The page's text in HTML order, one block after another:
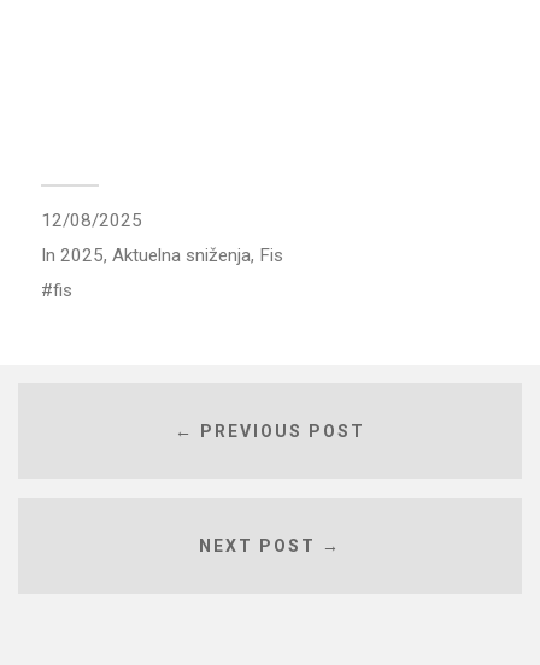
12/08/2025
In 2025, Aktuelna sniženja, Fis
fis
← PREVIOUS POST
NEXT POST →